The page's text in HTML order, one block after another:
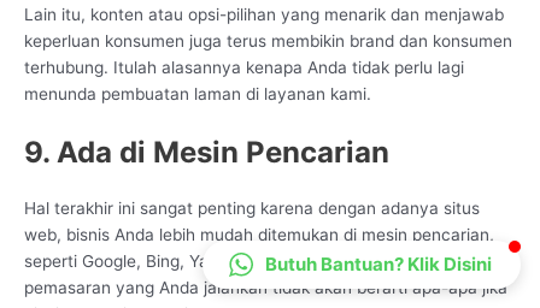
Lain itu, konten atau opsi-pilihan yang menarik dan menjawab
keperluan konsumen juga terus membikin brand dan konsumen
terhubung. Itulah alasannya kenapa Anda tidak perlu lagi
menunda pembuatan laman di layanan kami.
9. Ada di Mesin Pencarian
Hal terakhir ini sangat penting karena dengan adanya situs
web, bisnis Anda lebih mudah ditemukan di mesin pencarian,
seperti Google, Bing, Yandex, dan lainnya. Sebab, strategi
pemasaran yang Anda jalankan tidak akan berarti apa-apa jika
Butuh Bantuan? Klik Disini